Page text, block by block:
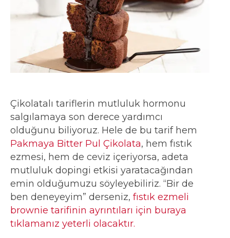
Çikolatalı tariflerin mutluluk hormonu
salgılamaya son derece yardımcı
olduğunu biliyoruz. Hele de bu tarif hem
Pakmaya Bitter Pul Çikolata, hem fıstık
ezmesi, hem de ceviz içeriyorsa, adeta
mutluluk dopingi etkisi yaratacağından
emin olduğumuzu söyleyebiliriz. “Bir de
ben deneyeyim” derseniz, fıstık ezmeli
brownie tarifinin ayrıntıları için buraya
tıklamanız yeterli olacaktır.